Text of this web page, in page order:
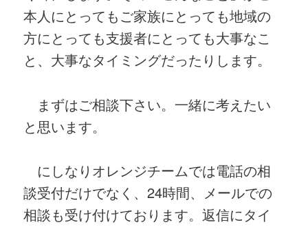
本人にとってもご家族にとっても地域の
方にとっても支援者にとっても大事なこ
と、大事なタイミングだったりします。
まずはご相談下さい。一緒に考えたい
と思います。
にしなりオレンジチームでは電話の相
談受付だけでなく、24時間、メールでの
相談も受け付けております。返信にタイ